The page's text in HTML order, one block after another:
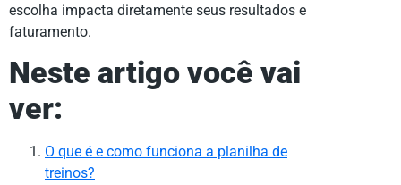
escolha impacta diretamente seus resultados e
faturamento.
Neste artigo você vai
ver:
O que é e como funciona a planilha de
treinos?